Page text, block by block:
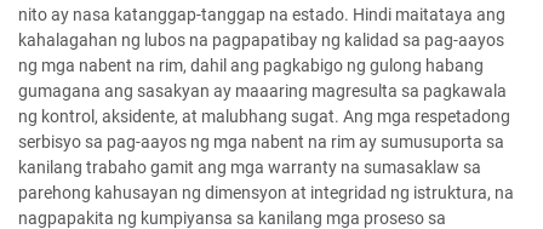
nito ay nasa katanggap-tanggap na estado. Hindi maitataya ang
kahalagahan ng lubos na pagpapatibay ng kalidad sa pag-aayos
ng mga nabent na rim, dahil ang pagkabigo ng gulong habang
gumagana ang sasakyan ay maaaring magresulta sa pagkawala
ng kontrol, aksidente, at malubhang sugat. Ang mga respetadong
serbisyo sa pag-aayos ng mga nabent na rim ay sumusuporta sa
kanilang trabaho gamit ang mga warranty na sumasaklaw sa
parehong kahusayan ng dimensyon at integridad ng istruktura, na
nagpapakita ng kumpiyansa sa kanilang mga proseso sa